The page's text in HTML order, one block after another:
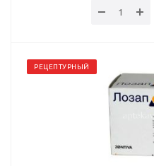
РЕЦЕПТУРНЫЙ